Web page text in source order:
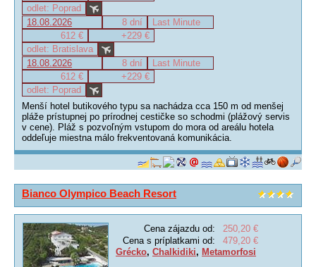
odlet: Poprad
18.08.2026
8 dní
Last Minute
612 €
+229 €
odlet: Bratislava
18.08.2026
8 dní
Last Minute
612 €
+229 €
odlet: Poprad
Menší hotel butikového typu sa nachádza cca 150 m od menšej
pláže prístupnej po prírodnej cestičke so schodmi (plážový servis
v cene). Pláž s pozvoľným vstupom do mora od areálu hotela
oddeľuje miestna málo frekventovaná komunikácia.
Bianco Olympico Beach Resort
Cena zájazdu od:
250,20 €
Cena s príplatkami od:
479,20 €
Grécko, Chalkidiki, Metamorfosi